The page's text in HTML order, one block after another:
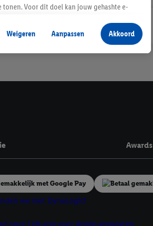
Awards
Voor dit doel kan jouw gehashte e-
weergegeven voor producten waarin je
van een online winkel te plaatsen
eindapparaten en binnen verschillende
en met welke
de gegevensverwerking.
doeleinden. Meer informatie,
op elk gewenst moment in te
website hier.Klikhier voor meer informatie
Weigeren Aanpassen Akkoord